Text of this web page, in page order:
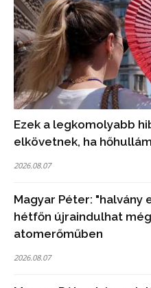
Ezek a legkomolyabb
elkövetnek, ha
2026.08.07
Magyar Péter: "halvány
hétfőn újraindulhat
atomerőműben
2026.08.07